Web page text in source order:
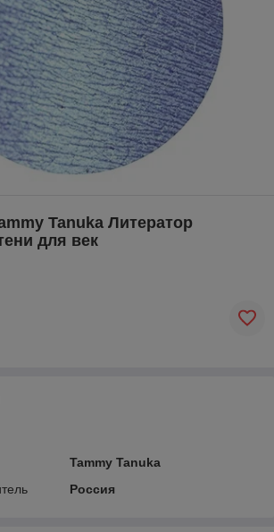
Tanuka Литератор
для век
Tammy Tanuka
Россия